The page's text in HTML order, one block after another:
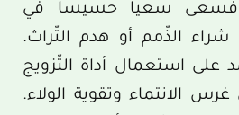
فسعى سعيا حسيسا في
الذّمم أو هدم التّراث.
على استعمال أداة التّزويج
الانتماء وتقوية الولاء.